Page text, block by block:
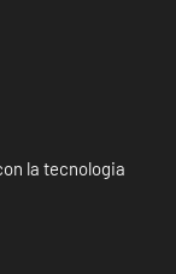
la tecnologia